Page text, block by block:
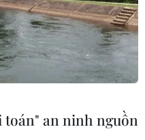
NAM
an ninh nguồn